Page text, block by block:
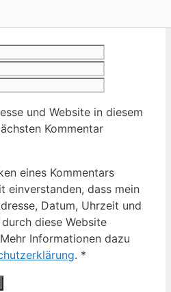
und Website in diesem
Kommentar
eines Kommentars
einverstanden, dass mein
Datum, Uhrzeit und
diese Website
Informationen dazu
. *